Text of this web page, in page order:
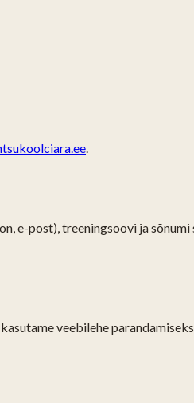
e-post), treeningsoovi ja
veebilehe